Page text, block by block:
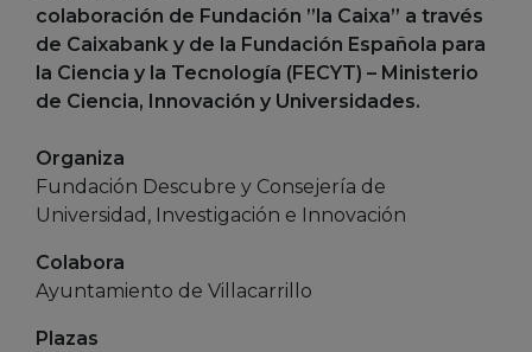
colaboración de Fundación ”la Caixa” a través
de Caixabank y de la Fundación Española para
la Ciencia y la Tecnología (FECYT) – Ministerio
de Ciencia, Innovación y Universidades.
Organiza
Fundación Descubre y Consejería de
Universidad, Investigación e Innovación
Colabora
Ayuntamiento de Villacarrillo
Plazas